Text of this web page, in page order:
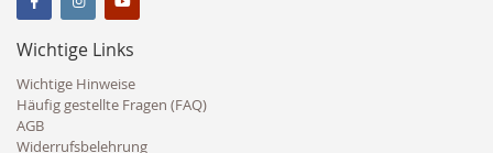
Wichtige Links
Wichtige Hinweise
Häufig gestellte Fragen (FAQ)
AGB
Widerrufsbelehrung